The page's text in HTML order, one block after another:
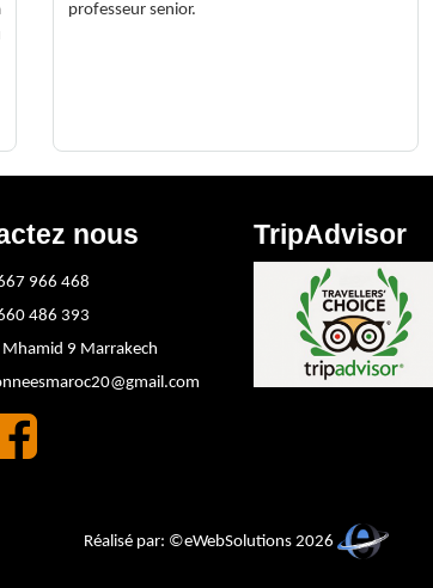
professeur senior.
nous
966 468
486 393
Mhamid 9 Marrakech
TripAdvisor
Réalisé par: ©eWebSolutions 2026